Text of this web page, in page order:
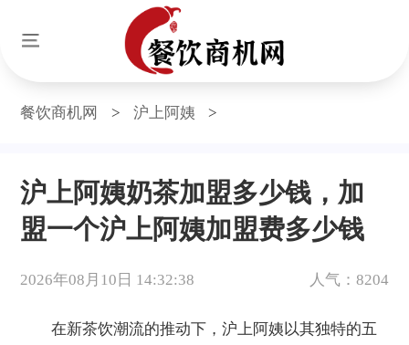
餐饮商机网 > 沪上阿姨 >
沪上阿姨奶茶加盟多少钱，加
盟一个沪上阿姨加盟费多少钱
2026年08月10日 14:32:38 人气：8204
在新茶饮潮流的推动下，沪上阿姨以其独特的五